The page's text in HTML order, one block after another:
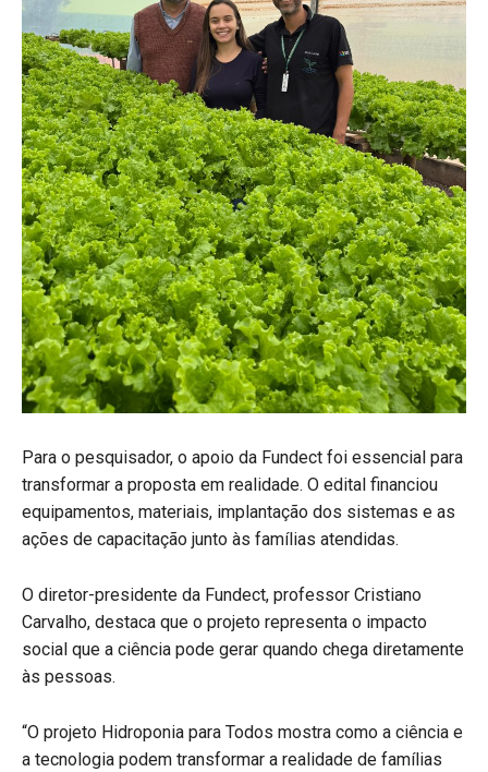
Para o pesquisador, o apoio da Fundect foi essencial para
transformar a proposta em realidade. O edital financiou
equipamentos, materiais, implantação dos sistemas e as
ações de capacitação junto às famílias atendidas.
O diretor-presidente da Fundect, professor Cristiano
Carvalho, destaca que o projeto representa o impacto
social que a ciência pode gerar quando chega diretamente
às pessoas.
“O projeto Hidroponia para Todos mostra como a ciência e
a tecnologia podem transformar a realidade de famílias